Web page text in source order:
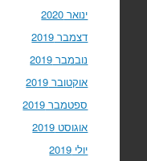
ינואר 2020
דצמבר 2019
נובמבר 2019
אוקטובר 2019
ספטמבר 2019
אוגוסט 2019
יולי 2019